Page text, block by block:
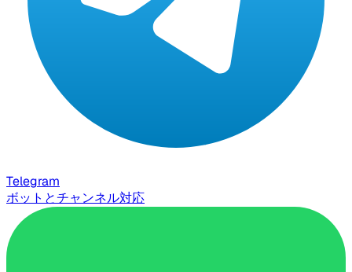
Telegram
ボットとチャンネル対応